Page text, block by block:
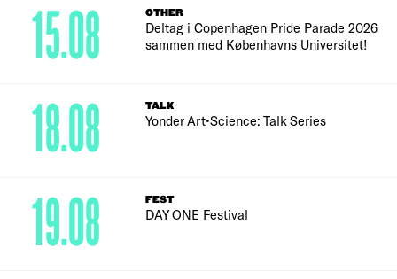
OTHER
Deltag i Copenhagen Pride Parade 2026
sammen med Københavns Universitet!
15.08
TALK
Yonder Art•Science: Talk Series
18.08
FEST
DAY ONE Festival
19.08